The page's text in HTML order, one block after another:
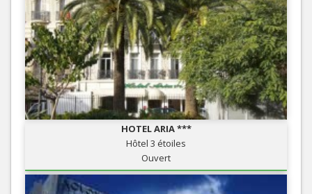
HOTEL ARIA ***
Hôtel 3 étoiles
Ouvert